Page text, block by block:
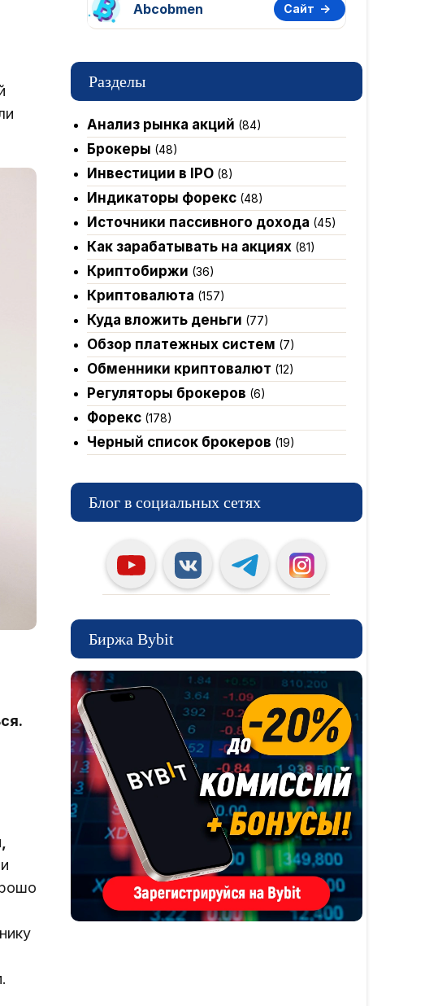
Abcobmen Сайт
Разделы
Анализ рынка акций (84)
Брокеры (48)
Инвестиции в IPO(8)
Индикаторы форекс(48)
Источники пассивного дохода (45)
Как зарабатывать на акциях(81)
Криптобиржи (36)
Криптовалюта (157)
Куда вложить деньги (77)
Обзор платежных систем (7)
Обменники криптовалют (12)
Регуляторы брокеров (6)
Форекс(178)
Черный список брокеров (19)
Блог в социальных сетях
Биржа Bybit